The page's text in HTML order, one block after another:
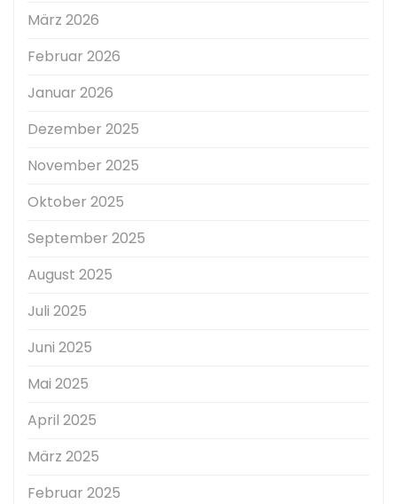
März 2026
Februar 2026
Januar 2026
Dezember 2025
November 2025
Oktober 2025
September 2025
August 2025
Juli 2025
Juni 2025
Mai 2025
April 2025
März 2025
Februar 2025